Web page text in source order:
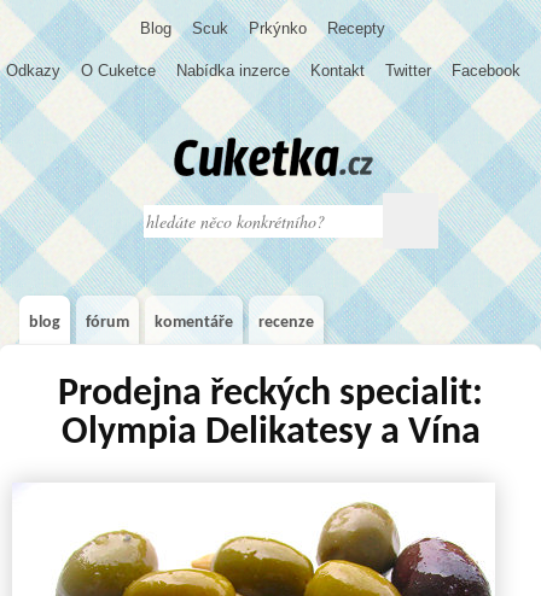
Blog Scuk Prkýnko Recepty
Odkazy O Cuketce Nabídka inzerce Kontakt Twitter Facebook
blog fórum komentáře recenze
Prodejna řeckých specialit:
Olympia Delikatesy a Vína